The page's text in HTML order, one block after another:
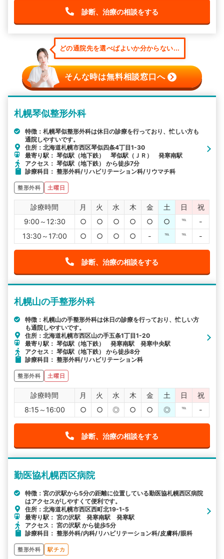
診断、治療の相談をする
どの通院先を選べばよいか分からない...
そんな時は無料相談窓口へ
札幌琴似整形外科
特徴：札幌琴似整形外科は休日の診療を行っており、忙しい方も
通院しやすいです。
住所：北海道札幌市西区琴似四条4丁目1-30
最寄り駅： 琴似駅（地下鉄） 琴似駅（ＪＲ） 発寒南駅
アクセス： 琴似駅（地下鉄） から徒歩7分
診療科目： 整形外科/リハビリテーション科/リウマチ科
整形外科 土曜日
診療時間 月 火 水 木 金 土 日
祝
9:00～12:30
○ ○ ○ ○ ○ ○ ℡
-
13:30～17:00
○ ○ ○ ○ - ℡ ℡ -
診断、治療の相談をする
札幌山の手整形外科
特徴：札幌山の手整形外科は休日の診療を行っており、忙しい方
も通院しやすいです。
住所：北海道札幌市西区山の手五条1丁目1-20
最寄り駅： 琴似駅（地下鉄） 発寒南駅 発寒中央駅
アクセス： 琴似駅（地下鉄） から徒歩8分
診療科目： 整形外科/リハビリテーション科
整形外科 土曜日
診療時間 月 火 水 木 金 土 日
祝
8:15～16:00
○ ○ ◎ ○ ○ ◎ ℡ -
診断、治療の相談をする
勤医協札幌西区病院
特徴：宮の沢駅から5分の距離に位置している勤医協札幌西区病院
はアクセスがしやすくて便利です。
住所：北海道札幌市西区西町北19-1-5
最寄り駅： 宮の沢駅 発寒南駅 発寒駅
アクセス： 宮の沢駅 から徒歩5分
診療科目： 整形外科/内科/リハビリテーション科/皮膚科/眼科
整形外科 駅チカ